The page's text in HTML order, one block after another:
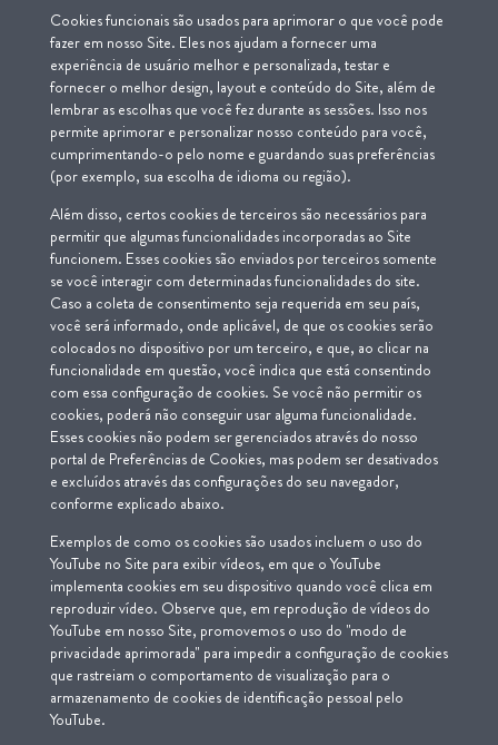
Cookies funcionais são usados para aprimorar o que você pode
fazer em nosso Site. Eles nos ajudam a fornecer uma
experiência de usuário melhor e personalizada, testar e
fornecer o melhor design, layout e conteúdo do Site, além de
lembrar as escolhas que você fez durante as sessões. Isso nos
permite aprimorar e personalizar nosso conteúdo para você,
cumprimentando-o pelo nome e guardando suas preferências
(por exemplo, sua escolha de idioma ou região).
Além disso, certos cookies de terceiros são necessários para
permitir que algumas funcionalidades incorporadas ao Site
funcionem. Esses cookies são enviados por terceiros somente
se você interagir com determinadas funcionalidades do site.
Caso a coleta de consentimento seja requerida em seu país,
você será informado, onde aplicável, de que os cookies serão
colocados no dispositivo por um terceiro, e que, ao clicar na
funcionalidade em questão, você indica que está consentindo
com essa configuração de cookies. Se você não permitir os
cookies, poderá não conseguir usar alguma funcionalidade.
Esses cookies não podem ser gerenciados através do nosso
portal de Preferências de Cookies, mas podem ser desativados
e excluídos através das configurações do seu navegador,
conforme explicado abaixo.
Exemplos de como os cookies são usados incluem o uso do
YouTube no Site para exibir vídeos, em que o YouTube
implementa cookies em seu dispositivo quando você clica em
reproduzir vídeo. Observe que, em reprodução de vídeos do
YouTube em nosso Site, promovemos o uso do "modo de
privacidade aprimorada" para impedir a configuração de cookies
que rastreiam o comportamento de visualização para o
armazenamento de cookies de identificação pessoal pelo
YouTube.